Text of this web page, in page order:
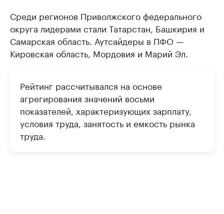
Среди регионов Приволжского федерального
округа лидерами стали Татарстан, Башкирия и
Самарская область. Аутсайдеры в ПФО —
Кировская область, Мордовия и Марий Эл.
Рейтинг рассчитывался на основе
агрегирования значений восьми
показателей, характеризующих зарплату,
условия труда, занятость и емкость рынка
труда.